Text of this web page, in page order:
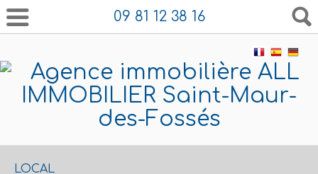
09 81 12 38 16
LOCAL